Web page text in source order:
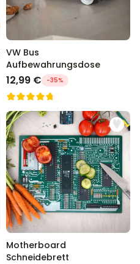
VW Bus
Aufbewahrungsdose
12,99 € -35%
Motherboard
Schneidebrett